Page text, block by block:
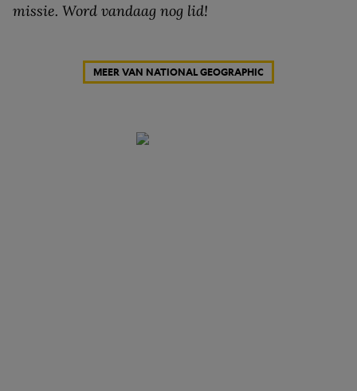
missie. Word vandaag nog lid!
MEER VAN NATIONAL GEOGRAPHIC